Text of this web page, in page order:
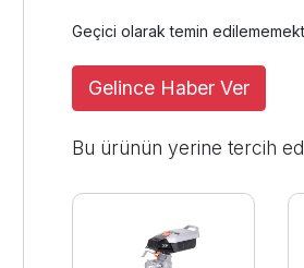
Geçici olarak temin
Gelince Haber Ver
Bu ürünün yerine tercih